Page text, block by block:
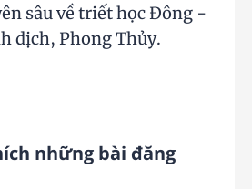
sâu về triết học Đông -
dịch, Phong Thủy.
những bài đăng